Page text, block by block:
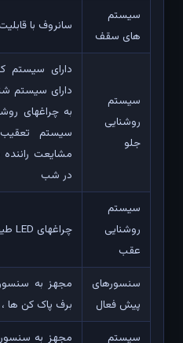
سیستم
های سقف
سانروف با قابلیت
سیستم
روشنایی
جلو
دارای سیستم
دارای سیستم
به چراغهای
سیستم
مشایعت
در شب
سیستم
روشنایی
عقب
چراغهای LED طیفی به همراه مه شکن
سنسورهای
پیش فعال
مجهز به سنسور
برف پاک کن ها
سیستم
مجهز به